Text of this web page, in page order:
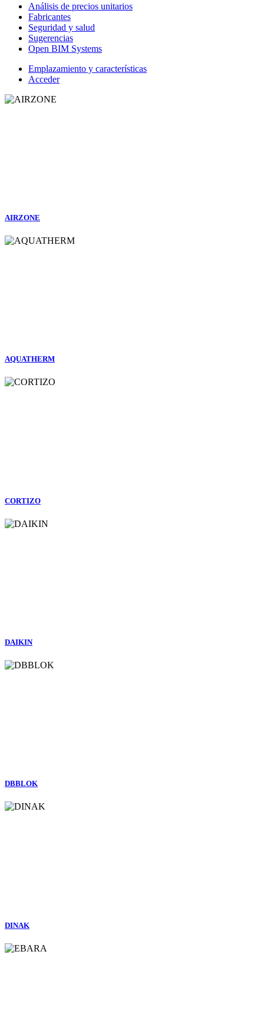
Análisis de precios unitarios
Fabricantes
Seguridad y salud
Sugerencias
Open BIM Systems
Emplazamiento y características
Acceder
AIRZONE
AQUATHERM
CORTIZO
DAIKIN
DBBLOK
DINAK